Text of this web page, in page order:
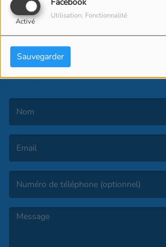
Facebook
Activé
Utilisation: Fonctionnalité
Sauvegarder
CONTACT